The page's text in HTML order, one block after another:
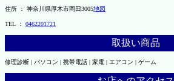
住所 ： 神奈川県厚木市岡田3005地図
TEL ： 0462201721
取扱い商品
修理診断 | パソコン | 携帯電話 | 家電 | エアコン | ゲーム